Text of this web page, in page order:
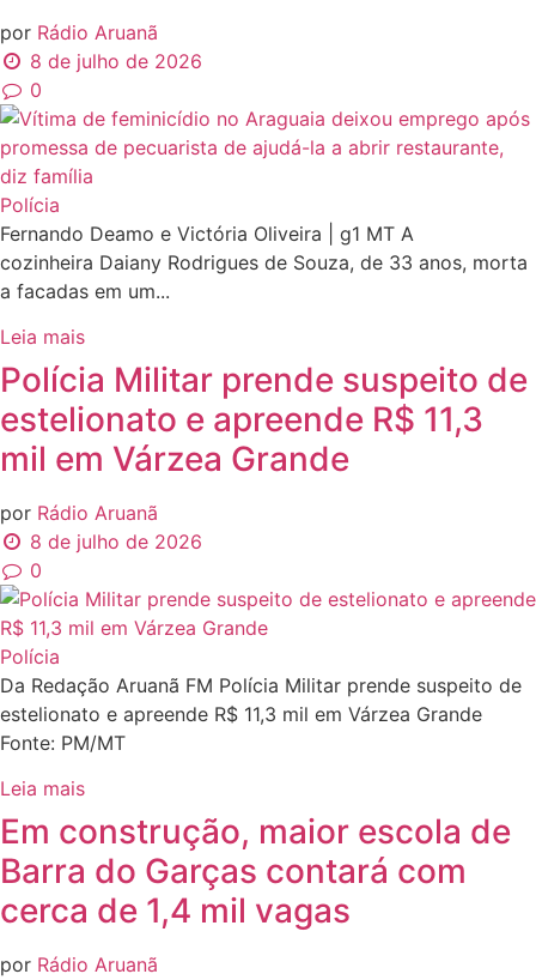
por Rádio Aruanã
8 de julho de 2026
0
Polícia
Fernando Deamo e Victória Oliveira | g1 MT A
cozinheira Daiany Rodrigues de Souza, de 33 anos, morta
a facadas em um...
Leia mais
Polícia Militar prende suspeito de
estelionato e apreende R$ 11,3
mil em Várzea Grande
por Rádio Aruanã
8 de julho de 2026
0
Polícia
Da Redação Aruanã FM Polícia Militar prende suspeito de
estelionato e apreende R$ 11,3 mil em Várzea Grande
Fonte: PM/MT
Leia mais
Em construção, maior escola de
Barra do Garças contará com
cerca de 1,4 mil vagas
por Rádio Aruanã